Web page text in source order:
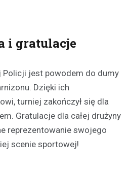
i gratulacje
Policji jest powodem do dumy
Dzięki ich
turniej zakończył się dla
Gratulacje dla całej drużyny
reprezentowanie swojego
scenie sportowej!